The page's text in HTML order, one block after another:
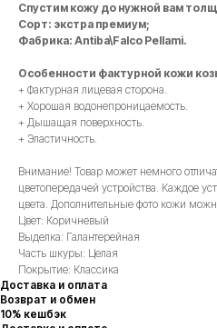
Спустим кожу до нужной вам
Сорт: экстра премиум;
Фабрика: Antiba\Falco Pellami.
Особенности фактурной кожи
+ Фактурная лицевая сторона.
+ Хорошая водонепроницаемость.
+ Дышащая поверхность.
+ Эластичность.
Внимание! Товар может немного
цветопередачей устройства. Каждое
цвета. Дополнительные фото кожи
Цвет: Коричневый
Выделка: Галантерейная
Часть шкуры: Целая
Покрытие: Классика
Доставка и оплата
Возврат и обмен
10% кешбэк